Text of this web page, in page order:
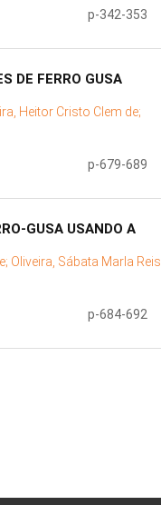
p-342-353
DE FERRO GUSA
Heitor Cristo Clem de;
p-679-689
GUSA USANDO A
Oliveira, Sábata Marla Reis
p-684-692